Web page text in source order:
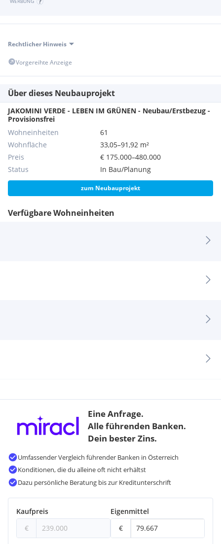
Rechtlicher Hinweis
Vorgereihte Anzeige
Verfügbare Wohneinheiten
Über dieses Neubauprojekt
JAKOMINI VERDE - LEBEN IM GRÜNEN - Neubau/Erstbezug -
Provisionsfrei
Wohneinheiten
61
Wohnfläche
33,05–91,92 m²
Preis
€ 175.000–480.000
Status
In Bau/Planung
zum Neubauprojekt
Eine Anfrage.
Alle führenden Banken.
Dein bester Zins.
Umfassender Vergleich führender Banken in Österreich
Konditionen, die du alleine oft nicht erhältst
Dazu persönliche Beratung bis zur Kreditunterschrift
Kaufpreis
€
Eigenmittel
€